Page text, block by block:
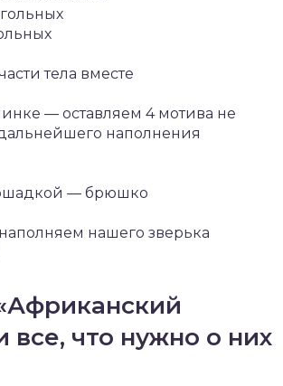
тела вместе
— оставляем 4 мотива не
наполнения
— брюшко
нашего зверька
все, что нужно о них